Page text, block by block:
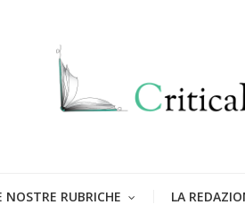
NOSTRE RUBRICHE LA